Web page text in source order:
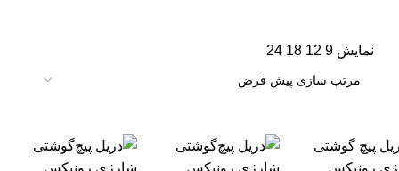
نمایش9
12
18
24